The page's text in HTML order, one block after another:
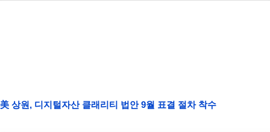
美 상원, 디지털자산 클래리티 법안 9월 표결 절차 착수